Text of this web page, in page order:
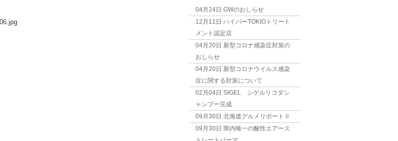
04月24日 GWのおしらせ
12月11日 ハイパーTOKIOトリート
メント認定店
04月20日 新型コロナ感染症対策の
おしらせ
04月20日 新型コロナウイルス感染
症に関する対策について
02月04日 SIGEL シゲルリコダシ
ャンプー完成
09月30日 北海道グルメリポートⅡ
09月30日 県内唯一の酸性エアース